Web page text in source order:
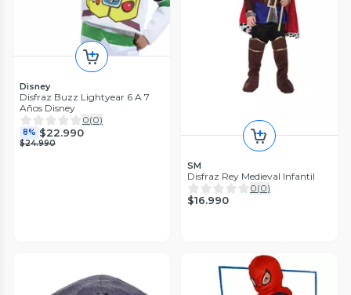
Disney
Disfraz Buzz Lightyear 6 A 7
Años Disney
0(0)
8% $22.990
$24.990
SM
Disfraz Rey Medieval Infantil
0(0)
$16.990